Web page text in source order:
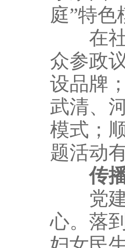
庭”特色
在社
众参政
设品牌
武清、
模式；
题活动
传
党建
心。落